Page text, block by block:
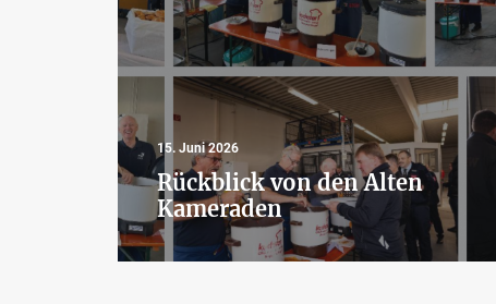
15. Juni 2026
Rückblick von den Alten
Kameraden